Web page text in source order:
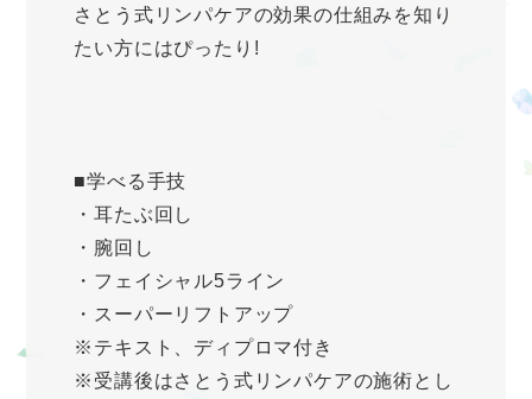
さとう式リンパケアの効果の仕組みを知り
たい方にはぴったり!
■学べる手技
・耳たぶ回し
・腕回し
・フェイシャル5ライン
・スーパーリフトアップ
※テキスト、ディプロマ付き
※受講後はさとう式リンパケアの施術とし